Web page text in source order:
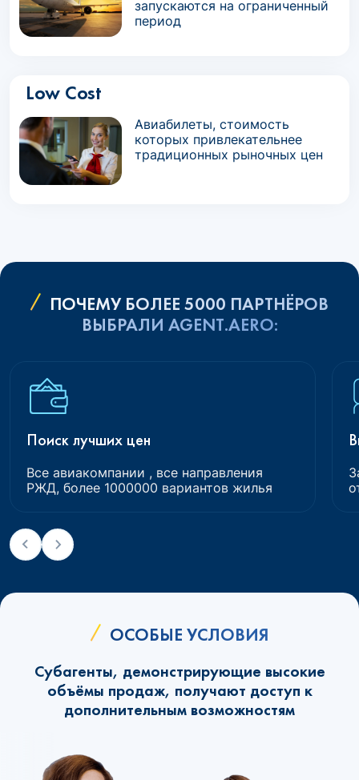
запускаются на ограниченный
период
Low Cost
Авиабилеты, стоимость
которых привлекательнее
традиционных рыночных цен
ПОЧЕМУ БОЛЕЕ 5000 ПАРТНЁРОВ
ВЫБРАЛИ AGENT.AERO:
Поиск лучших цен
Все авиакомпании , все направления
РЖД, более 1000000 вариантов жилья
ОСОБЫЕ УСЛОВИЯ
Субагенты, демонстрирующие высокие
объёмы продаж, получают доступ к
дополнительным возможностям